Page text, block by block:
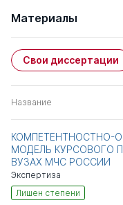
Материалы
Свои диссертации
Название
КОМПЕТЕНТНОСТНО-
МОДЕЛЬ КУРСОВОГО
ВУЗАХ МЧС РОССИИ
Экспертиза
Лишен степени